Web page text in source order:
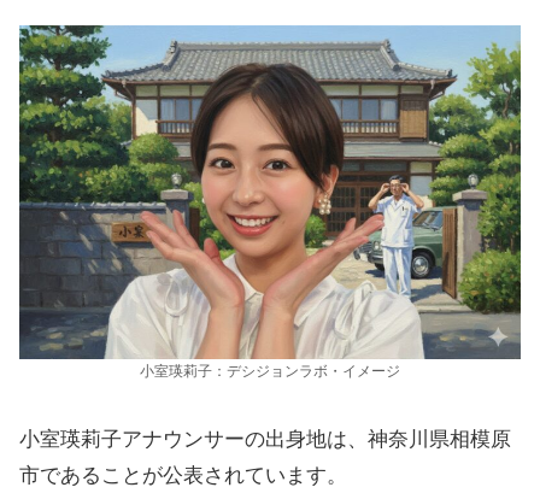
小室瑛莉子：デシジョンラボ・イメージ
小室瑛莉子アナウンサーの出身地は、神奈川県相模原
市であることが公表されています。